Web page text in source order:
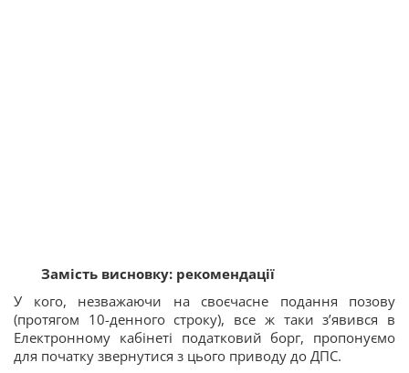
Замість висновку: рекомендації
У кого, незважаючи на своєчасне подання позову
(протягом 10-денного строку), все ж таки з’явився в
Електронному кабінеті податковий борг, пропонуємо
для початку звернутися з цього приводу до ДПС.